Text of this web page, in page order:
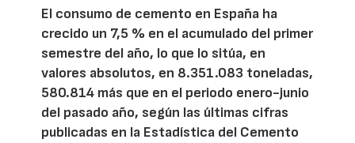
El consumo de cemento en España ha
crecido un 7,5 % en el acumulado del primer
semestre del año, lo que lo sitúa, en
valores absolutos, en 8.351.083 toneladas,
580.814 más que en el periodo enero-junio
del pasado año, según las últimas cifras
publicadas en la Estadística del Cemento